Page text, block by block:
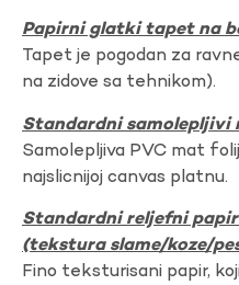
Papirni glatki tapet na
Tapet je pogodan za
na zidove sa tehnikom).
Standardni samolepljivi
Samolepljiva PVC mat
najslicnijoj canvas platnu.
Standardni reljefni
(tekstura slame/koze/
Fino teksturisani papir,